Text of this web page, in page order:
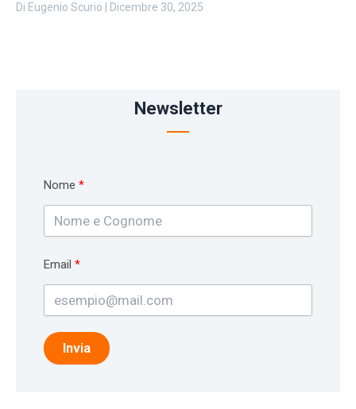
Di Eugenio Scurio Dicembre 30, 2025
Newsletter
Nome
Email
Invia